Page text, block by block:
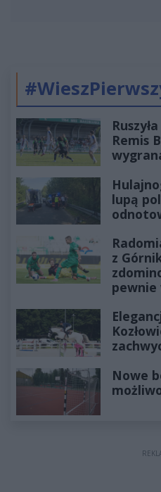
Remis
lupą
z
Nowe